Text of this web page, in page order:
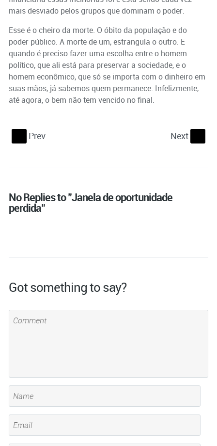
mais desviado pelos grupos que dominam o poder.
Esse é o cheiro da morte. O óbito da população e do
poder público. A morte de um, estrangula o outro. E
quando é preciso fazer uma escolha entre o homem
político, que ali está para preservar a sociedade, e o
homem econômico, que só se importa com o dinheiro em
suas mãos, já sabemos quem permanece. Infelizmente,
até agora, o bem não tem vencido no final.
Prev Next
No Replies to "Janela de oportunidade
perdida"
Got something to say?